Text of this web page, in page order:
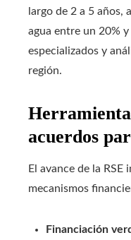
largo de 2 a 5 años,
agua entre un 20%
especializados y
región.
acuerdos
El avance de la
mecanismos
Financiación